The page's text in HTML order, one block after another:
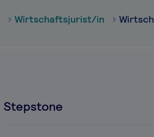
Wirtschaftsjurist/in
Stepstone